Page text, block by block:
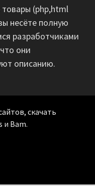
(php,html
несёте полную
разработчиками
они
описанию.
скачать
и Bam.